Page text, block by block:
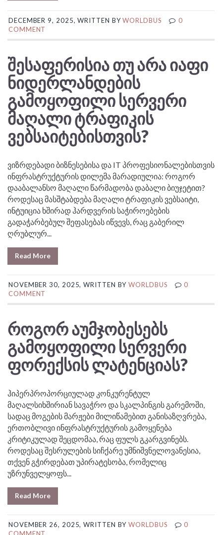
DECEMBER 9, 2025, WRITTEN BYWORLDBUS
0
COMMENT
ᲨᲔᲡᲐᲤᲔᲠᲘᲡᲘᲐ ᲗᲣ ᲐᲠᲐ ᲘᲐᲤᲘ
ᲜᲘᲓᲔᲠᲚᲐᲜᲓᲔᲑᲘᲡ
ᲒᲐᲛᲝᲧᲝᲤᲘᲚᲘ ᲡᲔᲠᲕᲔᲠᲘ
ᲛᲐᲦᲐᲚᲘ ᲢᲠᲐᲤᲘᲙᲘᲡ
ᲕᲔᲑᲡᲐᲘᲢᲔᲑᲘᲡᲗᲕᲘᲡ?
ვიზრდებადი ბიზნესებისა და IT პროფესიონალებისთვის
ინფრასტრუქტურის დილემა მარადიულია: როგორ
დააბალანსო მაღალი წარმადობა დაბალი ბიუჯეტით?
როდესაც მასშტაბდება მაღალი ტრაფიკის ვებსაიტი,
ინტუიცია ხშირად ჰარდვერის საჭიროებების
გადაჭარბებულ შეფასებას იწვევს, რაც გაბერილ
ღრუბლურ...
Read More
NOVEMBER 30, 2025, WRITTEN BYWORLDBUS
0
COMMENT
ᲠᲝᲒᲝᲠ ᲐᲣᲛᲯᲝᲑᲔᲡᲔᲑᲡ
ᲒᲐᲛᲝᲧᲝᲤᲘᲚᲘ ᲡᲔᲠᲕᲔᲠᲘ
ᲤᲝᲠᲔᲥᲡᲘᲡ ᲚᲐᲢᲔᲜᲪᲘᲐᲡ?
ჰიპერპროპორციულად კონკურენტულ
მაღალსიხშირიან სავაჭრო და სკალპინგის გარემოში,
სადაც მოგების მარჟები მილიწამებით განისაზღვრება,
ერთობლივი ინფრასტრუქტურის გამოყენება
კრიტიკულად შეცდომაა, რაც ფულს გკარგვინებს.
როდესაც შესრულების სიჩქარე უმნიშვნელოვანესია,
თქვენ გჭირდებათ უპირატესობა, რომელიც
უზრუნველყოფს...
Read More
NOVEMBER 26, 2025, WRITTEN BYWORLDBUS
0